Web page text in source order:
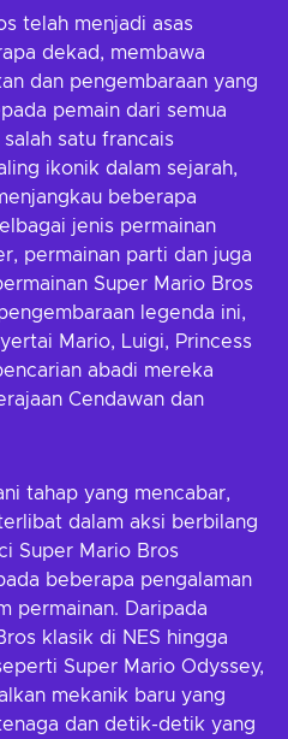
telah menjadi asas
dekad, membawa
dan pengembaraan yang
pemain dari semua
satu francais
ikonik dalam sejarah,
beberapa
jenis permainan
permainan parti dan juga
Super Mario Bros
legenda ini,
Mario, Luigi, Princess
abadi mereka
Cendawan dan
tahap yang mencabar,
dalam aksi berbilang
Super Mario Bros
beberapa pengalaman
permainan. Daripada
klasik di NES hingga
Super Mario Odyssey,
mekanik baru yang
dan detik-detik yang